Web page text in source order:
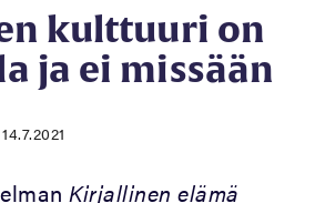
kulttuuri on
ja ei missään
14.7.2021
Kirjallinen elämä